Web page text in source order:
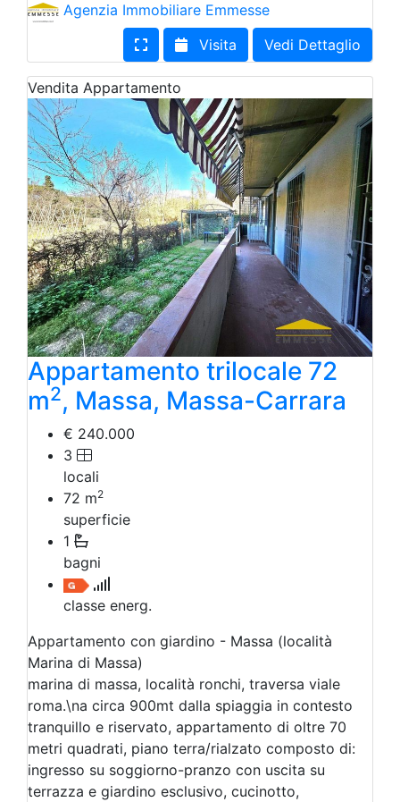
Agenzia Immobiliare Emmesse
Visita
Vedi Dettaglio
Vendita Appartamento
Appartamento trilocale 72
m2, Massa, Massa-Carrara
€ 240.000
3
locali
72 m2
superficie
1
bagni
classe energ.
Appartamento con giardino - Massa (località
Marina di Massa)
marina di massa, località ronchi, traversa viale
roma.\na circa 900mt dalla spiaggia in contesto
tranquillo e riservato, appartamento di oltre 70
metri quadrati, piano terra/rialzato composto di:
ingresso su soggiorno-pranzo con uscita su
terrazza e giardino esclusivo, cucinotto,